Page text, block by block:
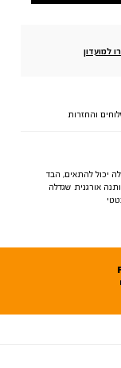
למועדון
והחזרות
יכול להתאים, הבד
אורגנית שגדלה